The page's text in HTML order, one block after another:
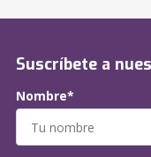
Suscríbete a
Nombre*